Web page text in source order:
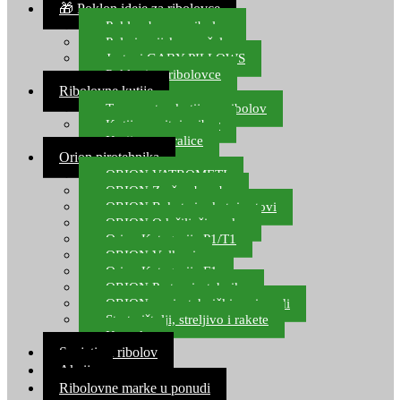
🎁 Poklon ideje za ribolovce
Poklon bon za ribolov
Polarizacijske naočale
Jastuci GABY PILLOWS
Pokloni za ribolovce
Ribolovne kutije
Transportne kutije za ribolov
Kutije za sitni pribor
Kutije za varalice
Orion pirotehnika
ORION VATROMETI
ORION Zračne bombe
ORION Rakete i raketni setovi
ORION Odašiljači zvuka
Orion Kategorija P1/T1
ORION Vulkani
Orion Kategorija F1
ORION Party pirotehnika
ORION nepirotehnički proizvodi
Start pištolji, streljivo i rakete
Kontakt
Savjeti za ribolov
Akcija
Ribolovne marke u ponudi